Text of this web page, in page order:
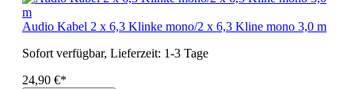
Audio Kabel 2 x 6,3 Klinke mono/2 x 6,3 Kline mono 3,0 m
Sofort verfügbar, Lieferzeit: 1-3 Tage
24,90 €*